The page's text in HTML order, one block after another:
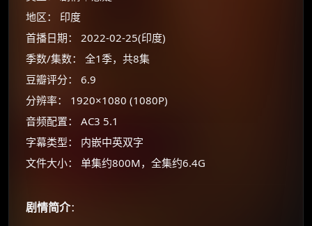
地区： 印度
首播日期： 2022-02-25(印度)
季数/集数： 全1季，共8集
豆瓣评分： 6.9
分辨率： 1920×1080 (1080P)
音频配置： AC3 5.1
字幕类型： 内嵌中英双字
文件大小： 单集约800M，全集约6.4G
剧情简介：
🧧 福利领取站
☕